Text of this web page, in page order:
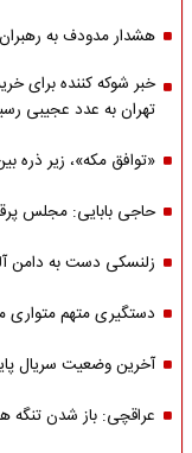
هشدار مدودف به
خبر شوکه کننده برای
تهران به عدد عجیبی
«توافق مکه»، زیر ذره
حاجی بابایی: مجلس
زلنسکی دست به دامن
دستگیری متهم متواری
آخرین وضعیت سریال
عراقچی: باز شدن